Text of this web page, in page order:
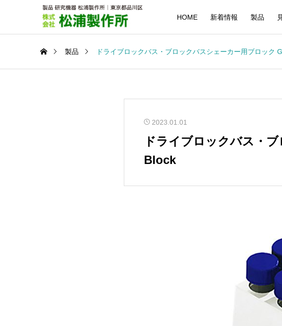
HOME 新着情報 製品
製品 ドライブロックバス・ブロックバスシェーカー用ブロック
2023.01.01
ドライブロックバス・
Block